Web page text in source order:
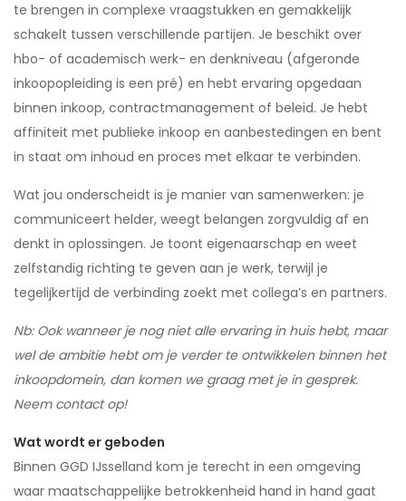
te brengen in complexe vraagstukken en gemakkelijk
schakelt tussen verschillende partijen. Je beschikt over
hbo- of academisch werk- en denkniveau (afgeronde
inkoopopleiding is een pré) en hebt ervaring opgedaan
binnen inkoop, contractmanagement of beleid. Je hebt
affiniteit met publieke inkoop en aanbestedingen en bent
in staat om inhoud en proces met elkaar te verbinden.
Wat jou onderscheidt is je manier van samenwerken: je
communiceert helder, weegt belangen zorgvuldig af en
denkt in oplossingen. Je toont eigenaarschap en weet
zelfstandig richting te geven aan je werk, terwijl je
tegelijkertijd de verbinding zoekt met collega’s en partners.
Nb: Ook wanneer je nog niet alle ervaring in huis hebt, maar
wel de ambitie hebt om je verder te ontwikkelen binnen het
inkoopdomein, dan komen we graag met je in gesprek.
Neem contact op!
Wat wordt er geboden
Binnen GGD IJsselland kom je terecht in een omgeving
waar maatschappelijke betrokkenheid hand in hand gaat